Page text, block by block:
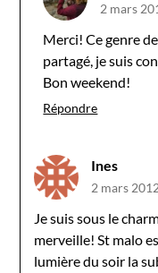
2 mars
Merci! Ce genre
partagé, je suis
Bon weekend!
Répondre
Ines
2 mars
Je suis sous le
merveille! St malo
lumière du soir la